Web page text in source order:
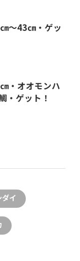
〜43㎝・ゲッ
・オオモンハ
・ゲット！
ダイ